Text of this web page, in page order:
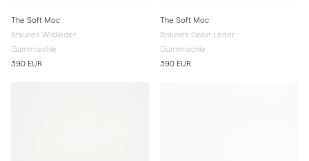
The Soft Moc
Braunes Wildleder
Gummisohle
390 EUR
The Soft Moc
Braunes Grain-Leder
Gummisohle
390 EUR